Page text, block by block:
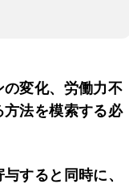
変化、労働力不
法を模索する必
すると同時に、